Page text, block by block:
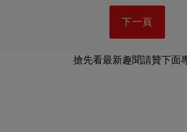
下一頁
搶先看最新趣聞請贊下面